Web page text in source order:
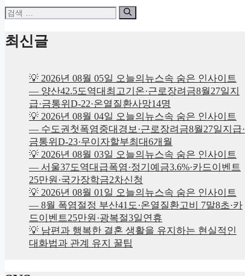
검
최신글
💡 2026년 08월 05일 오늘의뉴스속 숨은 인사이트
— 양산42.5도역대최고기온·근로장려금8월27일지
급·금통위D-22·온열질환사망14명
💡 2026년 08월 04일 오늘의뉴스속 숨은 인사이트
— 수도권첫폭염중대경보·근로장려금8월27일지급·
금통위D-23·무이자할부최대6개월
💡 2026년 08월 03일 오늘의뉴스속 숨은 인사이트
— 서울37도역대급폭염·정기예금3.6%·카드이벤트
25만원·국가장학금2차신청
💡 2026년 08월 01일 오늘의뉴스속 숨은 인사이트
— 8월 폭염절정 부산41도·온열질환고비 7말8초·카
드이벤트25만원·광복절3일연휴
💡 남편과 행복한 결혼 생활을 유지하는 현실적인
대화법과 관계 유지 꿀팁